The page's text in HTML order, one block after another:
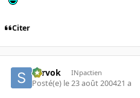
Citer
Sarvok INpactien
Posté(e) le 23 août 200421 a